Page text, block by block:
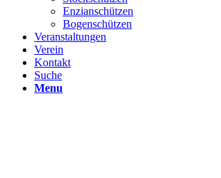
Enzianschützen
Bogenschützen
Veranstaltungen
Verein
Kontakt
Suche
Menu